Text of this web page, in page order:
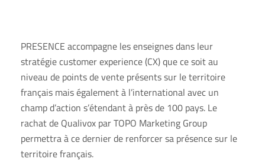
PRESENCE accompagne les enseignes dans leur
stratégie customer experience (CX) que ce soit au
niveau de points de vente présents sur le territoire
français mais également à l’international avec un
champ d’action s’étendant à près de 100 pays. Le
rachat de Qualivox par TOPO Marketing Group
permettra à ce dernier de renforcer sa présence sur le
territoire français.